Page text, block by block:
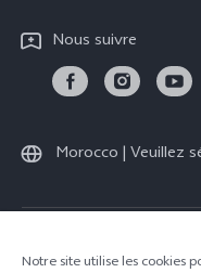
Instructions de garantie
Nous suivre
Morocco | Veuillez
Notre site utilise les cookies